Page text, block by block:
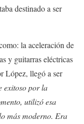
destinado a ser
la aceleración de
y guitarras eléctricas
López, llegó a ser
exitoso por la
utilizó esa
más moderno. Era